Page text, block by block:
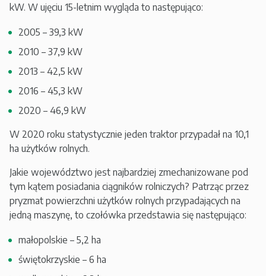
kW. W ujęciu 15-letnim wygląda to następująco:
2005 – 39,3 kW
2010 – 37,9 kW
2013 – 42,5 kW
2016 – 45,3 kW
2020 – 46,9 kW
W 2020 roku statystycznie jeden traktor przypadał na 10,1
ha użytków rolnych.
Jakie województwo jest najbardziej zmechanizowane pod
tym kątem posiadania ciągników rolniczych? Patrząc przez
pryzmat powierzchni użytków rolnych przypadających na
jedną maszynę, to czołówka przedstawia się następująco:
małopolskie – 5,2 ha
świętokrzyskie – 6 ha